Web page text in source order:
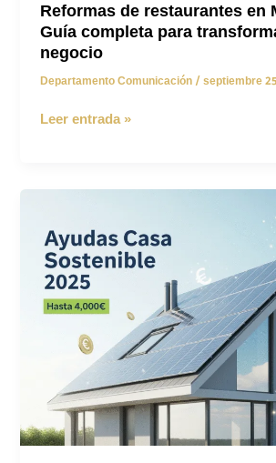
Reformas de restaurantes en
Guía completa para
negocio
Departamento Comunicación/septiembre
Reformas
en
Guía
completa
para
transformar
tu
negocio
Leer entrada »